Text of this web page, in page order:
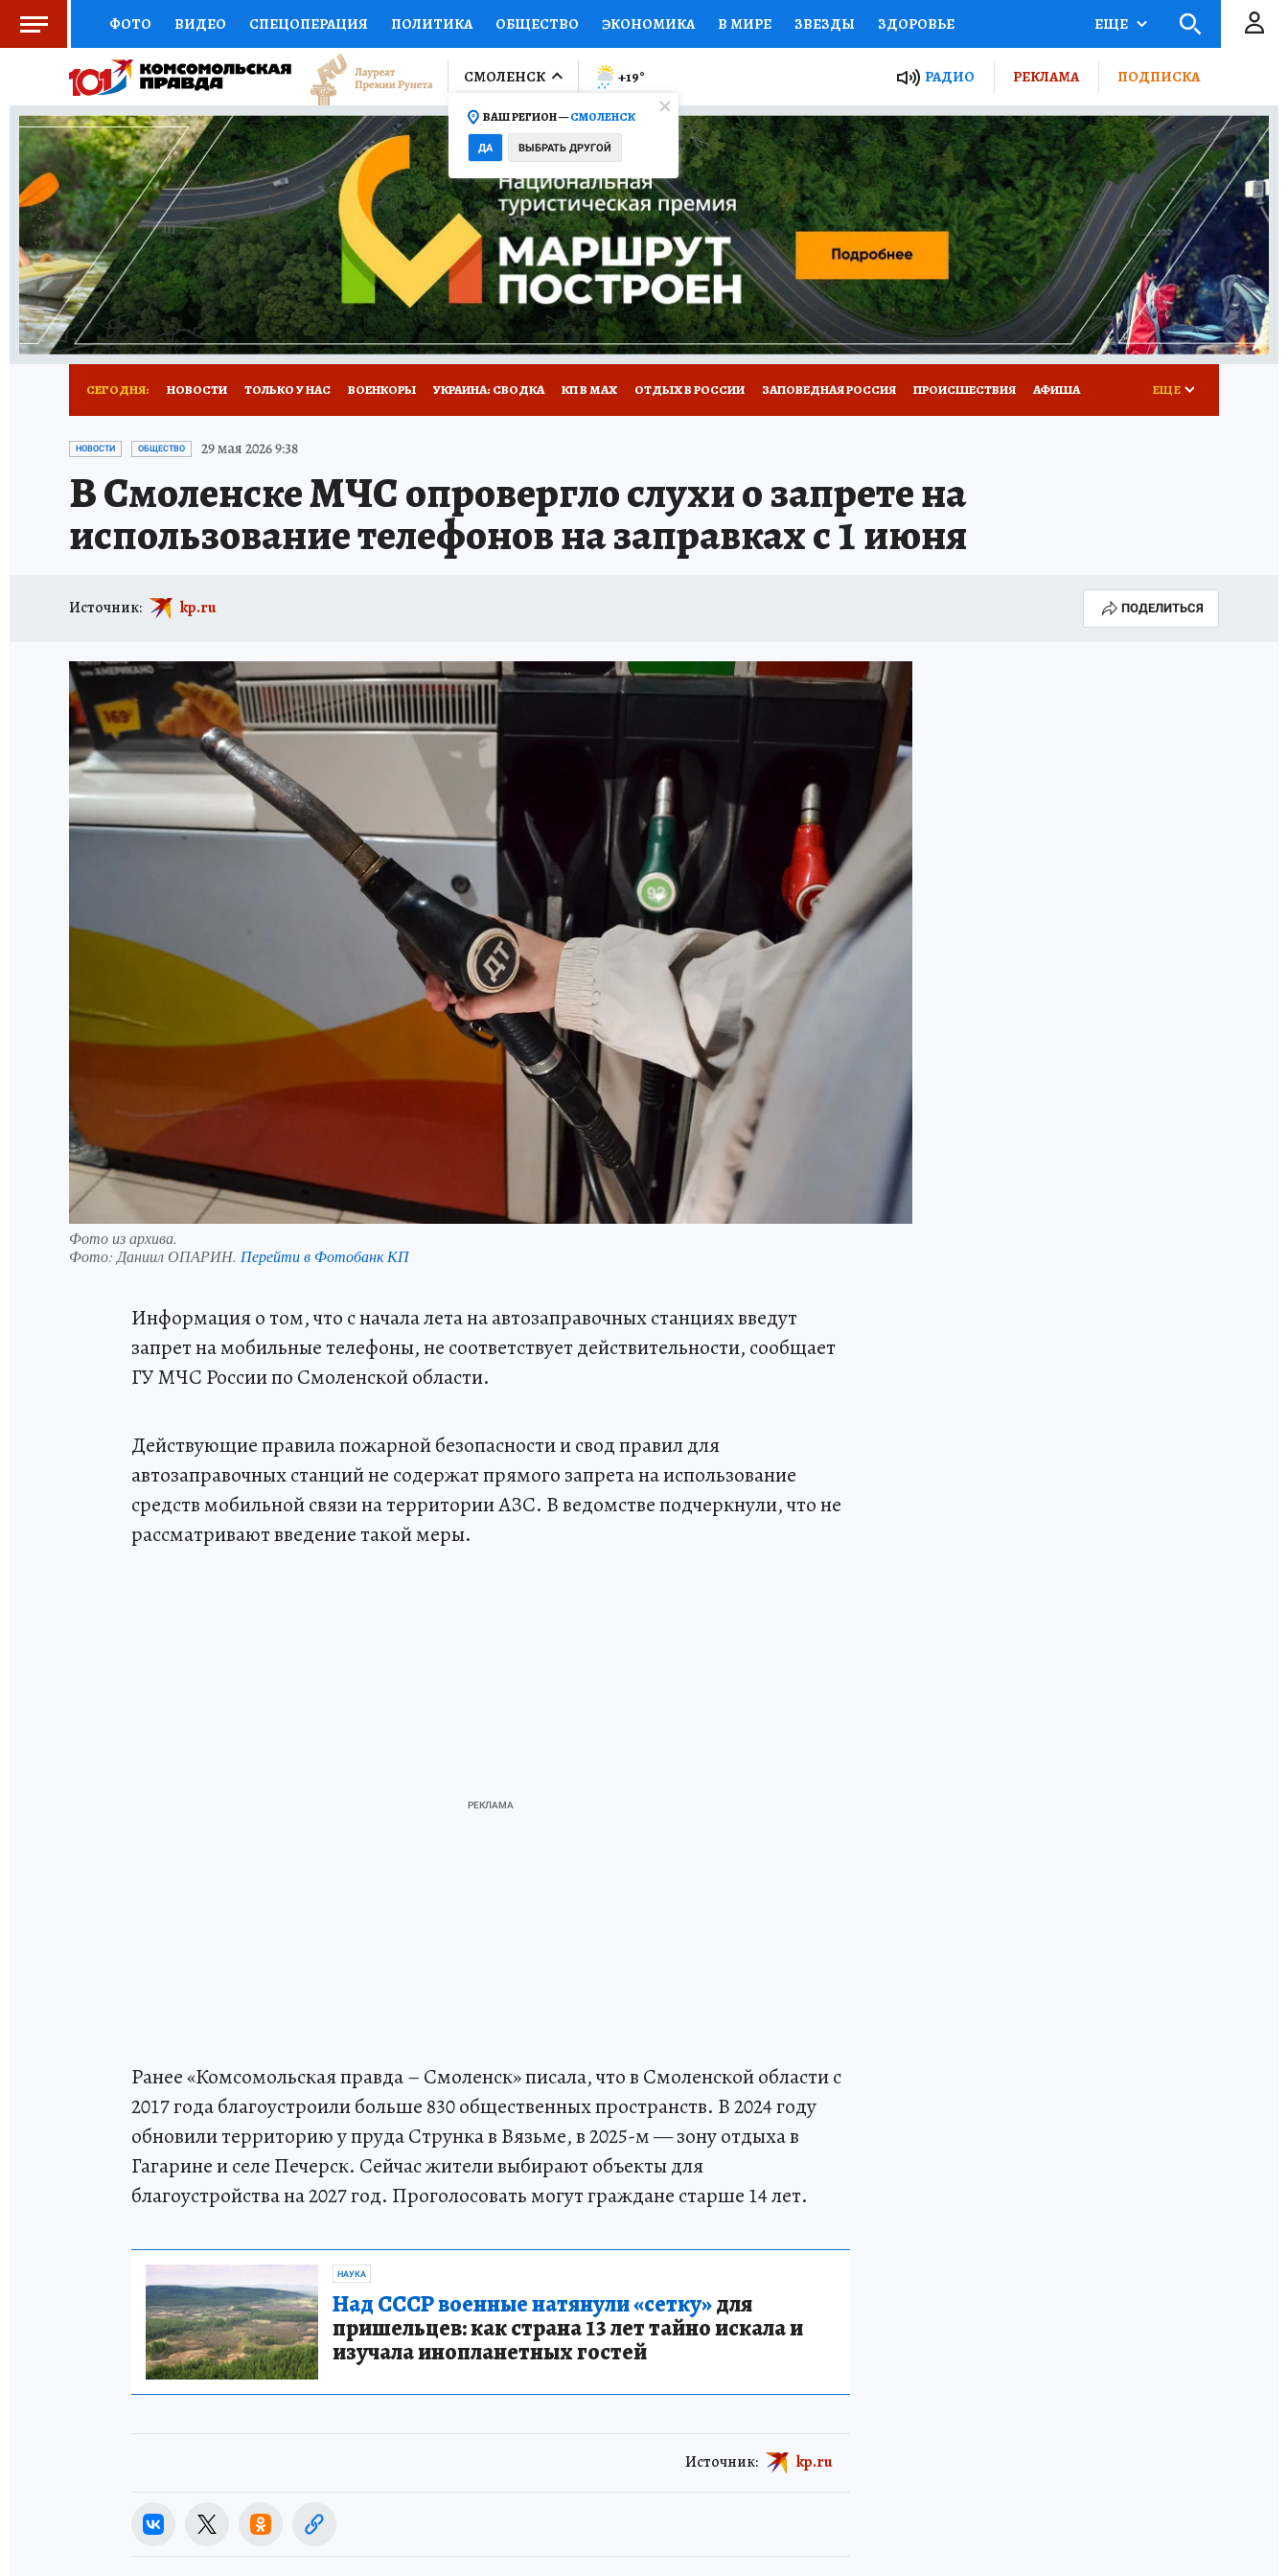
ФОТО ВИДЕО СПЕЦОПЕРАЦИЯ ПОЛИТИКА ОБЩЕСТВО ЭКОНОМИКА В МИРЕ ЗВЕЗДЫ ЗДОРОВЬЕ
СОЦПОДДЕРЖКА НАУКА СПОРТ КОЛУМНИСТЫ ПРОИСШЕСТВИЯ НАЦИОНАЛЬНЫЕ ПРОЕКТЫ РОССИИ
ВЫБОР ЭКСПЕРТОВ ДОКТОР ФИНАНСЫ ОТКРЫВАЕМ МИР Я ЗНАЮ СЕМЬЯ ЖЕНСКИЕ СЕКРЕТЫ ПУТЕВОДИТЕЛЬ
КНИЖНАЯ ПОЛКА ПРОГНОЗЫ НА СПОРТ ПРОМОКОДЫ СЕРИАЛЫ СПЕЦПРОЕКТЫ ДЕФИЦИТ ЖЕЛЕЗА ТУРИЗМ
ПРЕСС-ЦЕНТР НЕДВИЖИМОСТЬ ТЕЛЕВИЗОР КОЛЛЕКЦИИ КОНКУРСЫ РАБОТА У НАС ГИД ПОТРЕБИТЕЛЯ ВСЕ О КП
РАДИО КП РЕКЛАМА ТЕСТЫ НОВОЕ НА САЙТЕ
ЕЩЕ
СМОЛЕНСК
ВАШ РЕГИОН —СМОЛЕНСК
ДА ВЫБРАТЬ ДРУГОЙ
+19° РАДИО РЕКЛАМА ПОДПИСКА
СЕГОДНЯ: НОВОСТИ ТОЛЬКО У НАС ВОЕНКОРЫ УКРАИНА: СВОДКА КП В МАХ ОТДЫХ В РОССИИ ЗАПОВЕДНАЯ РОССИЯ ПРОИСШЕСТВИЯ АФИША
ИСПЫТАНО НА СЕБЕ
ЕЩЕ
НОВОСТИ ОБЩЕСТВО 29 мая 2026 9:38
В Смоленске МЧС опровергло слухи о запрете на
использование телефонов на заправках с 1 июня
Источник: kp.ru ПОДЕЛИТЬСЯ
Фото из архива.
Фото: Даниил ОПАРИН. Перейти в Фотобанк КП
Информация о том, что с начала лета на автозаправочных станциях введут
запрет на мобильные телефоны, не соответствует действительности, сообщает
ГУ МЧС России по Смоленской области.
Действующие правила пожарной безопасности и свод правил для
автозаправочных станций не содержат прямого запрета на использование
средств мобильной связи на территории АЗС. В ведомстве подчеркнули, что не
рассматривают введение такой меры.
Ранее «Комсомольская правда – Смоленск» писала, что в Смоленской области с
2017 года благоустроили больше 830 общественных пространств. В 2024 году
обновили территорию у пруда Струнка в Вязьме, в 2025-м — зону отдыха в
Гагарине и селе Печерск. Сейчас жители выбирают объекты для
благоустройства на 2027 год. Проголосовать могут граждане старше 14 лет.
НАУКА
Над СССР военные натянули «сетку»для
пришельцев: как страна 13 лет тайно искала и
изучала инопланетных гостей
Источник: kp.ru